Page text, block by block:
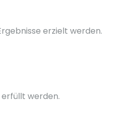
erzielt werden.
werden.